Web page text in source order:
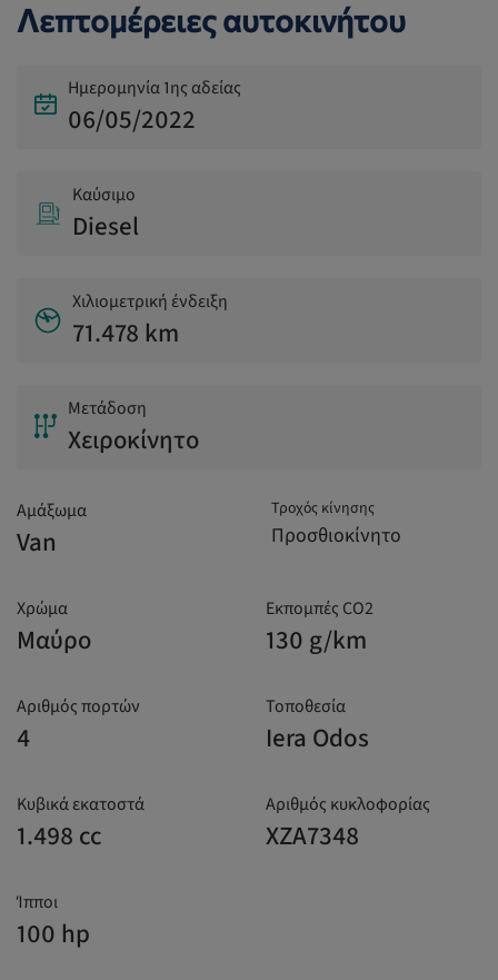
Λεπτομέρειες αυτοκινήτου
Ημερομηνία 1ης αδείας
06/05/2022
Καύσιμο
Diesel
Χιλιομετρική ένδειξη
71.478 km
Μετάδοση
Χειροκίνητο
Αμάξωμα
Van
Τροχός κίνησης
Προσθιοκίνητο
Χρώμα
Μαύρο
Εκπομπές CO2
130 g/km
Αριθμός πορτών
4
Τοποθεσία
Iera Odos
Κυβικά εκατοστά
1.498 cc
Αριθμός κυκλοφορίας
XZA7348
Ίπποι
100 hp